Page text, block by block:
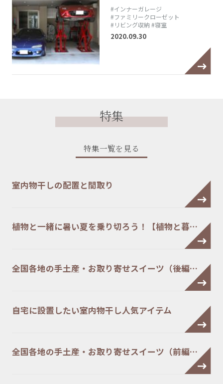
#インナーガレージ
#ファミリークローゼット
#リビング収納 #寝室
2020.09.30
特集
特集一覧を見る
室内物干しの配置と間取り
植物と一緒に暑い夏を乗り切ろう！【植物と暮…
全国各地の手土産・お取り寄せスイーツ（後編…
自宅に設置したい室内物干し人気アイテム
全国各地の手土産・お取り寄せスイーツ（前編…